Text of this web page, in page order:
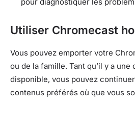
Utiliser Chromecast
Vous pouvez emporter votre
ou de la famille. Tant qu’il y a
disponible, vous pouvez
contenus préférés où que vous